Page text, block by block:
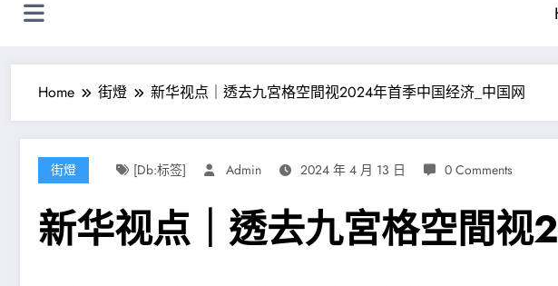
Home 街燈 新华视点｜透去九宮格空間视2024年首季中国经济_中国网
街燈 [db:标签] Admin 2024 年 4 月 13 日 0 Comments
新华视点｜透去九宮格空間